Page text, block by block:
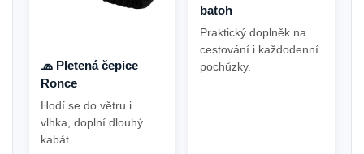
🧢 Pletená čepice
Ronce
Hodí se do větru i
vlhka, doplní dlouhý
kabát.
batoh
Praktický doplněk na
cestování i každodenní
pochůzky.